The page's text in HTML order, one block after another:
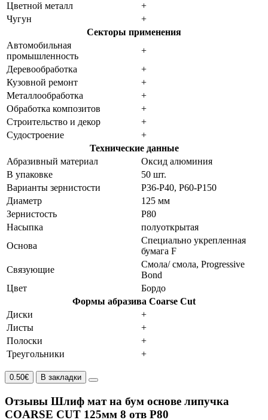
Цветной металл
+
Чугун
+
Секторы применения
Автомобильная
промышленность
+
Деревообработка
+
Кузовной ремонт
+
Металлообработка
+
Обработка композитов
+
Строительство и декор
+
Судостроение
+
Технические данные
Абразивный материал
Оксид алюминия
В упаковке
50 шт.
Варианты зернистости
P36-P40, P60-P150
Диаметр
125 мм
Зернистость
P80
Насыпка
полуоткрытая
Основа
Специально укрепленная
бумага F
Связующие
Смола/ смола, Progressive
Bond
Цвет
Бордо
Формы абразива Coarse Cut
Диски
+
Листы
+
Полоски
+
Треугольники
+
0.50€ В закладки
Отзывы Шлиф мат на бум основе липучка
COARSE CUT 125мм 8 отв P80